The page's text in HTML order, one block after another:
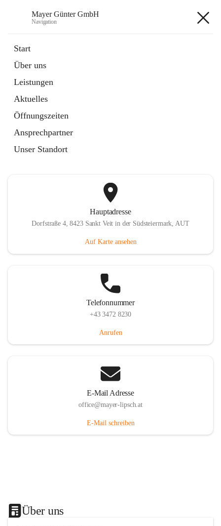
Mayer Günter GmbH
Navigation
Start
Über uns
Leistungen
Aktuelles
Öffnungszeiten
Ansprechpartner
Unser Standort
Artikel
in
Tab
TRANSPORTE
Artikel
öffnet
in
neuem
Tab
Hauptadresse
Dorfstraße 4, 8423 Sankt Veit in der Südsteiermark, AUT
Auf Karte ansehen
Telefonnummer
+43 3472 8230
Anrufen
E-Mail Adresse
office@mayer-lipsch.at
E-Mail schreiben
Über uns